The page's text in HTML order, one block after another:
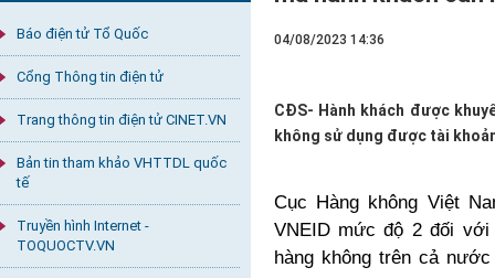
Báo điện tử Tổ Quốc
Cổng Thông tin điện tử
Trang thông tin điện tử CINET.VN
Bản tin tham khảo VHTTDL quốc
tế
Truyền hình Internet -
TOQUOCTV.VN
04/08/2023 14:36
CĐS- Hành khách được
không sử dụng được tài
Cục Hàng không Việt
VNEID mức độ 2 đối
hàng không trên cả